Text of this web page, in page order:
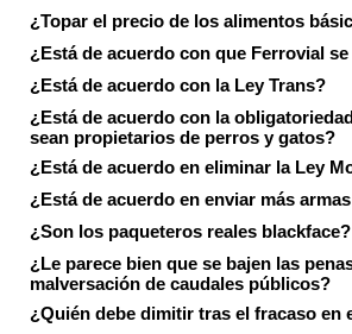
¿Topar el precio de los alimentos
¿Está de acuerdo con que Ferrovial
¿Está de acuerdo con la Ley Trans?
¿Está de acuerdo con la
sean propietarios de perros y gatos?
¿Está de acuerdo en eliminar la Ley
¿Está de acuerdo en enviar más
¿Son los paqueteros reales blackface?
¿Le parece bien que se bajen las
malversación de caudales públicos?
¿Quién debe dimitir tras el fracaso en